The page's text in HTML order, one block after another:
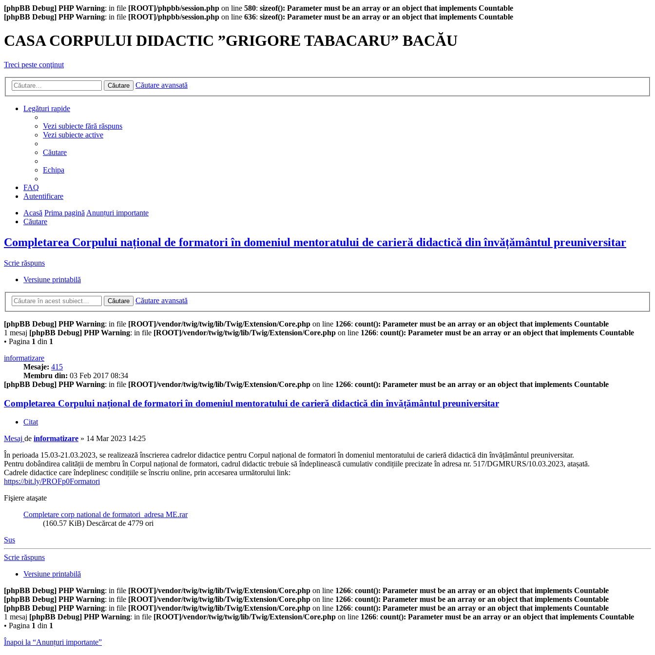
[phpBB Debug] PHP Warning: in file [ROOT]/phpbb/session.php on line 580: sizeof(): Parameter must be an array or an object that implements Countable
[phpBB Debug] PHP Warning: in file [ROOT]/phpbb/session.php on line 636: sizeof(): Parameter must be an array or an object that implements Countable
CASA CORPULUI DIDACTIC ”GRIGORE TABACARU” BACĂU
Treci peste conţinut
Căutare Căutare avansată
Legături rapide
Vezi subiecte fără răspuns
Vezi subiecte active
Căutare
Echipa
FAQ
Autentificare
Acasă Prima paginăAnunțuri importante
Căutare
Completarea Corpului național de formatori în domeniul mentoratului de carieră didactică din învățământul preuniversitar
Scrie răspuns
Versiune printabilă
Căutare Căutare avansată
[phpBB Debug] PHP Warning: in file [ROOT]/vendor/twig/twig/lib/Twig/Extension/Core.php on line 1266: count(): Parameter must be an array or an object that implements Countable
1 mesaj [phpBB Debug] PHP Warning: in file [ROOT]/vendor/twig/twig/lib/Twig/Extension/Core.php on line 1266: count(): Parameter must be an array or an object that implements Countable
• Pagina 1 din 1
informatizare
Mesaje: 415
Membru din: 03 Feb 2017 08:34
[phpBB Debug] PHP Warning: in file [ROOT]/vendor/twig/twig/lib/Twig/Extension/Core.php on line 1266: count(): Parameter must be an array or an object that implements Countable
Completarea Corpului național de formatori în domeniul mentoratului de carieră didactică din învățământul preuniversitar
Citat
Mesaj de informatizare » 14 Mar 2023 14:25
În perioada 15.03-21.03.2023, se realizează înscrierea cadrelor didactice pentru Corpul național de formatori în domeniul mentoratului de carieră didactică din învățământul preuniversitar.
Pentru dobândirea calității de membru în Corpul național de formatori, cadrul didactic trebuie să îndeplinească cumulativ condițiile precizate în adresa nr. 517/DGMRURS/10.03.2023, atașată.
Cadrele didactice care îndeplinesc condițiile se înscriu online, prin accesarea următorului link:
https://bit.ly/PROFp0Formatori
Fişiere ataşate
Completare corp national de formatori_adresa ME.rar
(160.57 KiB) Descărcat de 4779 ori
Sus
Scrie răspuns
Versiune printabilă
[phpBB Debug] PHP Warning: in file [ROOT]/vendor/twig/twig/lib/Twig/Extension/Core.php on line 1266: count(): Parameter must be an array or an object that implements Countable
[phpBB Debug] PHP Warning: in file [ROOT]/vendor/twig/twig/lib/Twig/Extension/Core.php on line 1266: count(): Parameter must be an array or an object that implements Countable
[phpBB Debug] PHP Warning: in file [ROOT]/vendor/twig/twig/lib/Twig/Extension/Core.php on line 1266: count(): Parameter must be an array or an object that implements Countable
1 mesaj [phpBB Debug] PHP Warning: in file [ROOT]/vendor/twig/twig/lib/Twig/Extension/Core.php on line 1266: count(): Parameter must be an array or an object that implements Countable
• Pagina 1 din 1
Înapoi la “Anunțuri importante”